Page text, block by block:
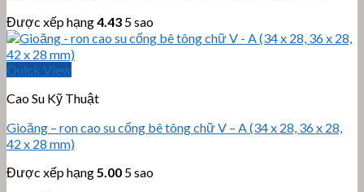
Được xếp hạng4.43 5 sao
Quick View
Cao Su Kỹ Thuật
Gioăng – ron cao su cống bê tông chữ V – A (34 x 28, 36 x 28,
42 x 28 mm)
Được xếp hạng5.00 5 sao